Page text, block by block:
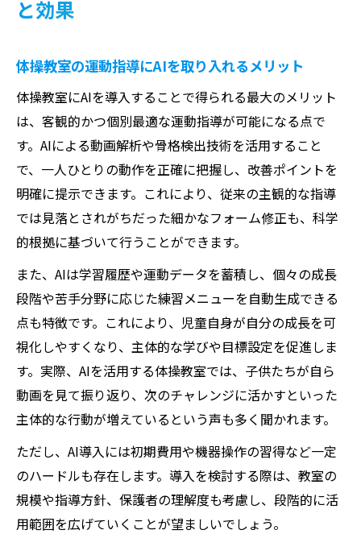
と効果
体操教室の運動指導にAIを取り入れるメリット
体操教室にAIを導入することで得られる最大のメリット
は、客観的かつ個別最適な運動指導が可能になる点で
す。AIによる動画解析や骨格検出技術を活用すること
で、一人ひとりの動作を正確に把握し、改善ポイントを
明確に提示できます。これにより、従来の主観的な指導
では見落とされがちだった細かなフォーム修正も、科学
的根拠に基づいて行うことができます。
また、AIは学習履歴や運動データを蓄積し、個々の成長
段階や苦手分野に応じた練習メニューを自動生成できる
点も特徴です。これにより、児童自身が自分の成長を可
視化しやすくなり、主体的な学びや目標設定を促進しま
す。実際、AIを活用する体操教室では、子供たちが自ら
動画を見て振り返り、次のチャレンジに活かすといった
主体的な行動が増えているという声も多く聞かれます。
ただし、AI導入には初期費用や機器操作の習得など一定
のハードルも存在します。導入を検討する際は、教室の
規模や指導方針、保護者の理解度も考慮し、段階的に活
用範囲を広げていくことが望ましいでしょう。